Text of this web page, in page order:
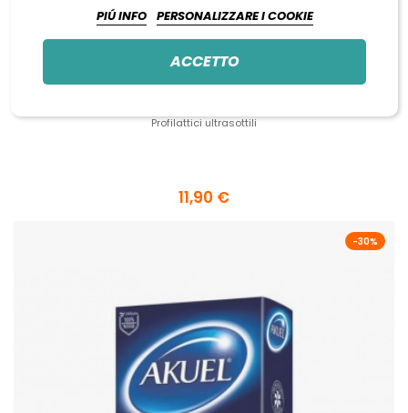
Profilattici ultrasottili
11,90 €
-30%
PIÚ INFO
PERSONALIZZARE I COOKIE
ACCETTO